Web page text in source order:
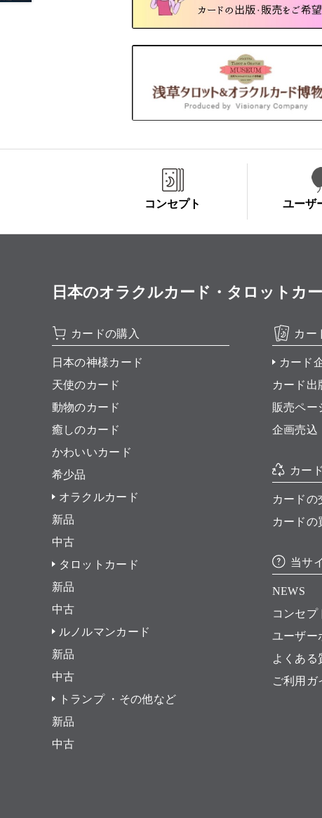
コンセプト ユーザ
日本のオラクルカード・タロットカ
カードの購入
日本の神様カード
天使のカード
動物のカード
癒しのカード
かわいいカード
希少品
オラクルカード
新品
中古
タロットカード
新品
中古
ルノルマンカード
新品
中古
トランプ ・その他など
新品
中古
カー
カード
カード出
販売ペー
企画売込
カー
カードの
カードの
当サ
NEWS
コンセプ
ユーザー
よくある
ご利用ガ